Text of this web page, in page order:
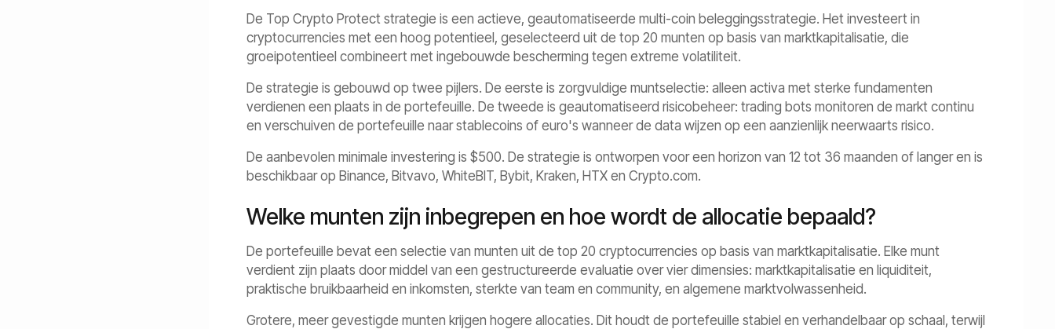
De Top Crypto Protect strategie is een actieve, geautomatiseerde multi-coin beleggingsstrategie. Het investeert in
cryptocurrencies met een hoog potentieel, geselecteerd uit de top 20 munten op basis van marktkapitalisatie, die
groeipotentieel combineert met ingebouwde bescherming tegen extreme volatiliteit.
De strategie is gebouwd op twee pijlers. De eerste is zorgvuldige muntselectie: alleen activa met sterke fundamenten
verdienen een plaats in de portefeuille. De tweede is geautomatiseerd risicobeheer: trading bots monitoren de markt continu
en verschuiven de portefeuille naar stablecoins of euro's wanneer de data wijzen op een aanzienlijk neerwaarts risico.
De aanbevolen minimale investering is $500. De strategie is ontworpen voor een horizon van 12 tot 36 maanden of langer en is
beschikbaar op Binance, Bitvavo, WhiteBIT, Bybit, Kraken, HTX en Crypto.com.
Welke munten zijn inbegrepen en hoe wordt de allocatie bepaald?
De portefeuille bevat een selectie van munten uit de top 20 cryptocurrencies op basis van marktkapitalisatie. Elke munt
verdient zijn plaats door middel van een gestructureerde evaluatie over vier dimensies: marktkapitalisatie en liquiditeit,
praktische bruikbaarheid en inkomsten, sterkte van team en community, en algemene marktvolwassenheid.
Grotere, meer gevestigde munten krijgen hogere allocaties. Dit houdt de portefeuille stabiel en verhandelbaar op schaal, terwijl